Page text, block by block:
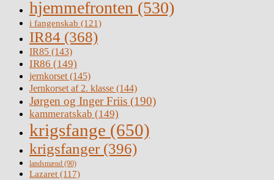
hjemmefronten (530)
i fangenskab (121)
IR84 (368)
IR85 (143)
IR86 (149)
jernkorset(145)
Jernkorset af 2. klasse (144)
Jørgen og Inger Friis (190)
kammeratskab (149)
krigsfange (650)
krigsfanger (396)
landsmænd (90)
Lazaret (117)